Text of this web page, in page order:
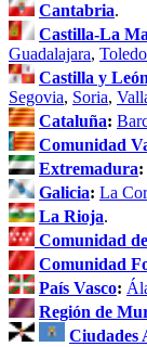
Cantabria.
Castilla-La
Guadalajara, Toledo
Castilla y León
Segovia, Soria,
Cataluña:
Comunidad
Extremadura:
Galicia: La
La Rioja.
Comunidad
Comunidad
País Vasco:
Región de
Ciudades